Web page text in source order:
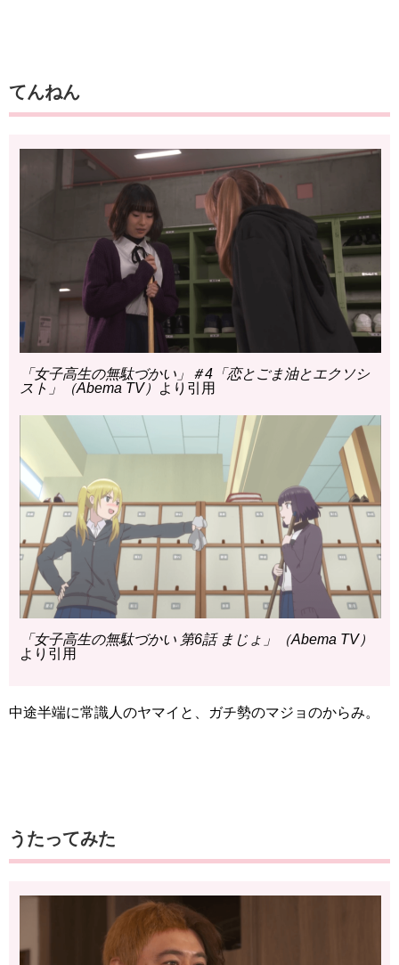
てんねん
「女子高生の無駄づかい」＃4「恋とごま油とエクソシ
スト」（Abema TV）
より引用
「女子高生の無駄づかい 第6話 まじょ」（Abema TV）
より引用
中途半端に常識人のヤマイと、ガチ勢のマジョのからみ。
うたってみた